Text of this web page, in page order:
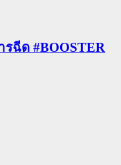
ฉีด #BOOSTER